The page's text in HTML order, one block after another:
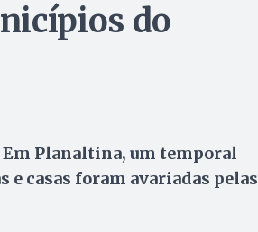
do
Planaltina, um temporal
e casas foram avariadas pelas